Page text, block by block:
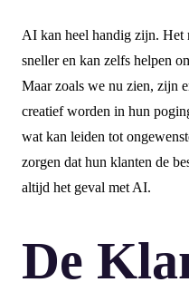
AI kan heel handig zijn. Het
sneller en kan zelfs helpen
Maar zoals we nu zien, zijn
creatief worden in hun
wat kan leiden tot
zorgen dat hun klanten de
altijd het geval met AI.
De